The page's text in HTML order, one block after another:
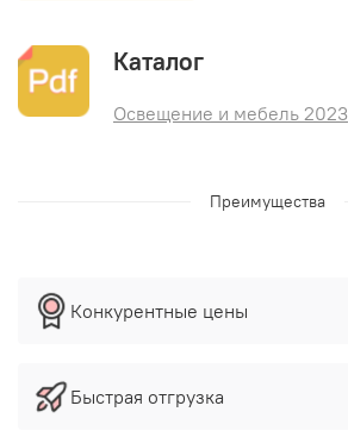
Каталог
Освещение и мебель 2023
Преимущества
Конкурентные цены
Быстрая отгрузка